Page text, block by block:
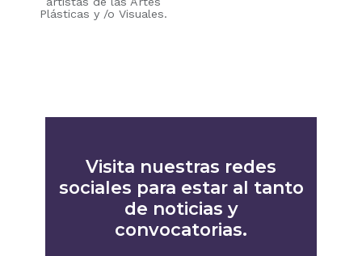
Plásticas y /o Visuales.
Visita nuestras redes
sociales para estar al tanto
de noticias y
convocatorias.